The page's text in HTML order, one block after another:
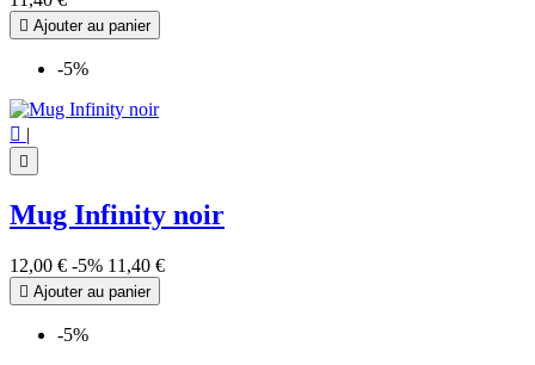
 Ajouter au panier
-5%
 |

Mug Infinity noir
12,00 € -5% 11,40 €
 Ajouter au panier
-5%